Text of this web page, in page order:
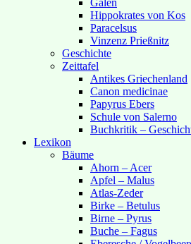
Galen
Hippokrates von Kos
Paracelsus
Vinzenz Prießnitz
Geschichte
Zeittafel
Antikes Griechenland
Canon medicinae
Papyrus Ebers
Schule von Salerno
Buchkritik –
Lexikon
Bäume
Ahorn – Acer
Apfel – Malus
Atlas-Zeder
Birke – Betulus
Birne – Pyrus
Buche – Fagus